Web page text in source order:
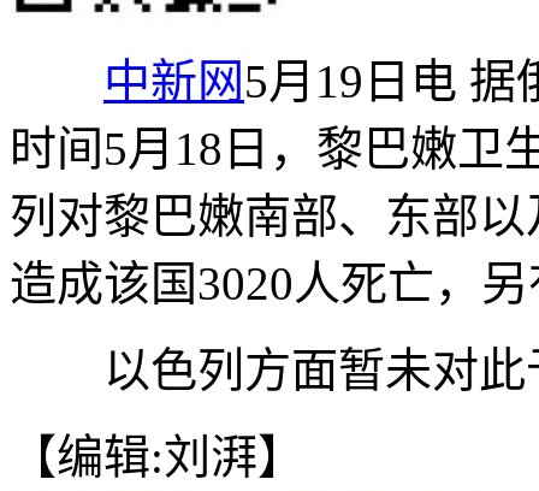
中新网5月19日电 据
时间5月18日，黎巴嫩卫
列对黎巴嫩南部、东部
造成该国3020人死亡，
以色列方面暂未对此
【编辑:刘湃】